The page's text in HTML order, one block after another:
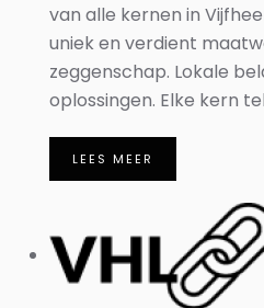
van alle kernen in
uniek en verdient
zeggenschap. Lokale
oplossingen. Elke kern
LEES MEER